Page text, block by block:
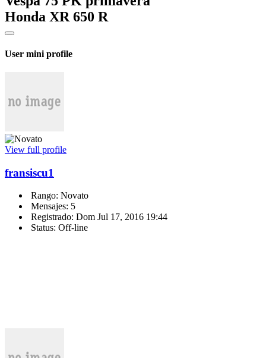
Honda XR 650 R
User mini profile
View full profile
fransiscu1
Rango: Novato
Mensajes: 5
Registrado: Dom Jul 17, 2016 19:44
Status: Off-line